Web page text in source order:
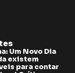
Um Novo Dia
existem
para contar